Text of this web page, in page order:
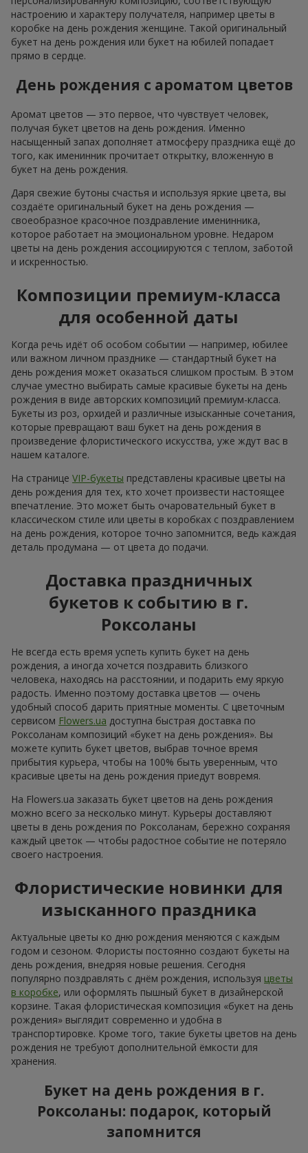
настроению и характеру получателя, например цветы в
коробке на день рождения женщине. Такой оригинальный
букет на день рождения или букет на юбилей попадает
прямо в сердце.
День рождения с ароматом цветов
Аромат цветов — это первое, что чувствует человек,
получая букет цветов на день рождения. Именно
насыщенный запах дополняет атмосферу праздника ещё до
того, как именинник прочитает открытку, вложенную в
букет на день рождения.
Даря свежие бутоны счастья и используя яркие цвета, вы
создаёте оригинальный букет на день рождения —
своеобразное красочное поздравление именинника,
которое работает на эмоциональном уровне. Недаром
цветы на день рождения ассоциируются с теплом, заботой
и искренностью.
Композиции премиум-класса
для особенной даты
Когда речь идёт об особом событии — например, юбилее
или важном личном празднике — стандартный букет на
день рождения может оказаться слишком простым. В этом
случае уместно выбирать самые красивые букеты на день
рождения в виде авторских композиций премиум-класса.
Букеты из роз, орхидей и различные изысканные сочетания,
которые превращают ваш букет на день рождения в
произведение флористического искусства, уже ждут вас в
нашем каталоге.
На странице VIP-букеты представлены красивые цветы на
день рождения для тех, кто хочет произвести настоящее
впечатление. Это может быть очаровательный букет в
классическом стиле или цветы в коробках с поздравлением
на день рождения, которое точно запомнится, ведь каждая
деталь продумана — от цвета до подачи.
Доставка праздничных
букетов к событию в г.
Роксоланы
Не всегда есть время успеть купить букет на день
рождения, а иногда хочется поздравить близкого
человека, находясь на расстоянии, и подарить ему яркую
радость. Именно поэтому доставка цветов — очень
удобный способ дарить приятные моменты. С цветочным
сервисом Flowers.ua доступна быстрая доставка по
Роксоланам композиций «букет на день рождения». Вы
можете купить букет цветов, выбрав точное время
прибытия курьера, чтобы на 100% быть уверенным, что
красивые цветы на день рождения приедут вовремя.
На Flowers.ua заказать букет цветов на день рождения
можно всего за несколько минут. Курьеры доставляют
цветы в день рождения по Роксоланам, бережно сохраняя
каждый цветок — чтобы радостное событие не потеряло
своего настроения.
Флористические новинки для
изысканного праздника
Актуальные цветы ко дню рождения меняются с каждым
годом и сезоном. Флористы постоянно создают букеты на
день рождения, внедряя новые решения. Сегодня
популярно поздравлять с днём рождения, используя цветы
в коробке, или оформлять пышный букет в дизайнерской
корзине. Такая флористическая композиция «букет на день
рождения» выглядит современно и удобна в
транспортировке. Кроме того, такие букеты цветов на день
рождения не требуют дополнительной ёмкости для
хранения.
Букет на день рождения в г.
Роксоланы: подарок, который
запомнится